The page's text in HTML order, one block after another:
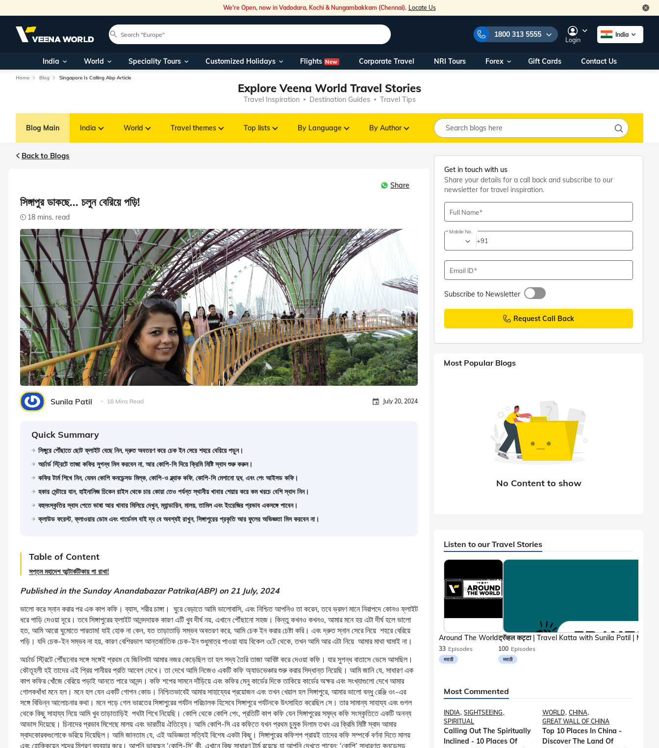
We're Open, now in Vadodara, Kochi & Nungambakkam (Chennai). Locate Us
1800 313 5555
Our Toll Free Numbers:
1800 313 5555
You can also call us on:
Foreign Nationals/
NRIs travelling
Within India
+91 915 200 4511
+91 887 997 2221
travel@veenaworld.com
Nearest Veena World Office
Business hours10AM - 7PM
Login
India
India World Speciality Tours Customized Holidays Flights New Corporate Travel NRI Tours Forex Gift Cards Contact Us
Home Blog Singapore Is Calling Abp Article
Explore Veena World Travel Stories
Travel Inspiration Destination Guides Travel Tips
Blog Main India World Travel themes Top lists By Language By Author
Back to Blogs
Share
সিঙ্গাপুর ডাকছে... চলুন বেরিয়ে পড়ি!
18 mins. read
Sunila Patil 18 Mins Read July 20, 2024
Quick Summary
সিঙ্গুরে পৌঁছাতে ছোট ফ্লাইট বেছে নিন, দ্রুত অবতরণ করে চেক ইন সেরে শহরে বেরিয়ে পড়ুন।
অর্চার্ড স্ট্রিটে তাজা কফির সুগন্ধ মিস করবেন না, আর কোপি-সি দিয়ে ক্রিমি মিষ্টি স্বাদ শুরু করুন।
কফির টার্ম শিখে নিন, যেমন কোপি কনডেন্সড মিল্ক, কোপি-ও ব্ল্যাক কফি, কোপি-সি মেশানো দুধ, এবং পেং আইসড কফি।
হকার সেন্টারে যান, হাইনানিজ চিকেন রাইস থেকে চার কোয়া তেও পর্যন্ত স্থানীয় খাবার শেয়ার করে কম খরচে বেশি স্বাদ নিন।
বহুসংস্কৃতির স্বাদ পেতে ভাষা আর খাবার মিলিয়ে দেখুন, ম্যান্ডারিন, মালয়, তামিল এবং ইংরেজির প্রভাব একসঙ্গে পাবেন।
ক্লাউড ফরেস্ট, ফ্লাওয়ার ডোম এবং গার্ডেনস বাই দ্য বে অবশ্যই রাখুন, সিঙ্গাপুরের প্রকৃতি আর ফুলের অভিজ্ঞতা মিস করবেন না।
Table of Content
সপ্তম মহাদেশ আন্টার্কটিকায় পা রাখা!
Published in the Sunday Anandabazar Patrika(ABP) on 21 July, 2024
ভালো করে স্নান করার পর এক কাপ কফি। ব্যাস, শরীর চাঙ্গা। ঘুরে বেড়াতে আমি ভালোবাসি, এবং নিশ্চিত আপনিও তা করেন, তবে ভ্রমণ মানে নিরাপদে কোনও ফ্লাইট
ধরে পাড়ি দেওয়া দূরে। তবে সিঙ্গাপুরের ফ্লাইট আনন্দদায়ক কারণ এটি খুব দীর্ঘ নয়, এখানে পৌঁছানো সহজ। কিন্তু কখনও কখনও, আমার মনে হয় এটা দীর্ঘ হলে ভালো
হত, আমি আরো ঘুমোতে পারতাম! যাই হোক না কেন, যত তাড়াতাড়ি সম্ভব অবতরণ করে, আমি চেক ইন করার চেষ্টা করি। এবং দ্রুত স্নান সেরে নিয়ে শহরে বেরিয়ে
পড়ি। যদি চেক-ইন সম্ভব না হয়, কারণ বেশিরভাগ আন্তর্জাতিক চেক-ইন শুধুমাত্র পাওয়া যায় বিকেল ৩টে থেকে, তখন আমি আর এটা নিয়ে আমার মাথা ঘামাই না।
অর্চার্ড স্ট্রিটে পৌঁছনোর সঙ্গে সঙ্গেই প্রথম যে জিনিসটা আমার নজর কেড়েছিল তা হল সদ্য তৈরি তাজা আবিষ্ট করে দেওয়া কফি। যার সুগন্ধ বাতাসে ভেসে আসছিল।
কৌতূহলী হই তাদের এই প্রিয় পানীয়র প্রতি আবেগ দেখে। তা দেখে আমি নিজেও একটি কফি অ্যাডভেঞ্চার শুরু করার সিদ্ধান্ত নিয়েছি। আমি জানি যে, সাধারণ এক
কাপ কফির খোঁজে বেরিয়ে পড়াই আনতে পারে আনন্দ। কফি শপের সামনে দাঁড়িয়ে এবং কফির মেনু কার্ডের দিকে তাকিয়ে কার্ডের অক্ষর এবং সংখ্যাগুলো দেখে আমার
গোলকধাঁধা মনে হল। মনে হল যেন একটি গোপন কোড। নিশ্চিতভাবেই আমার সাহায্যের প্রয়োজন এবং তখন খেয়াল হল সিঙ্গাপুরে, আমার ভালো বন্ধু রেঞ্জি ওং-এর
সঙ্গে বিভিন্ন আলোচনার কথা। মনে পড়ে গেল ভারতের সিঙ্গাপুরের পর্যটন পরিচালক হিসেবে সিঙ্গাপুরে পর্যটনকে উৎসাহিত করেছিল সে। তার সামান্য সাহায্য এবং গুগল
থেকে কিছু সাহায্য নিয়ে আমি খুব তাড়াতাড়িই পথটা শিখে নিয়েছি। কোপি থেকে কোপি পেং, প্রতিটি কাপ কফি যেন সিঙ্গাপুরের সমৃদ্ধ কফি সংস্কৃতিতে একটি অনন্য
আভাস দিয়েছে। চিনাদের প্রভাব মিশেছে মালয় এবং ভারতীয় ঐতিহ্যে। আমি কোপি-সি এর কফিতে যখন প্রথম চুমুক দিলাম তখন এর ক্রিমি মিষ্টি স্বাদ আমার
স্বাদকোরকগুলোকে ভরিয়ে দিয়েছিল। আমি জানতাম যে, এই অভিজ্ঞতা সত্যিই বিশেষ একটা কিছু। সিঙ্গাপুরের কফিশপ প্রায়ই তাদের কফি সম্পর্কে বর্ণনা দিতে মালয়
এবং হোক্কিয়েন শব্দের মিশ্রণ ব্যবহার করে। আপনি ভাবছেন ‘কোপি-সি’ কী, এখানে কিছু সাধারণ টার্ম রয়েছে যা আপনি দেখতে পাবেন: ‘কোপি’ সাধারণত কনডেন্সড
Get in touch with us
Share your details for a call back and subscribe to our
newsletter for travel inspiration.
Full Name
Mobile No.
+91
Email ID
Subscribe to Newsletter
Request Call Back
Most Popular Blogs
Listen to our Travel Stories
33 Episodes
मराठी
Around The World
100 Episodes
मराठी
Most Commented
INDIA SIGHTSEEING
SPIRITUAL
Calling Out The Spiritually
Inclined - 10 Places Of
WORLD CHINA
GREAT WALL OF CHINA
Top 10 Places In China -
Discover The Land Of